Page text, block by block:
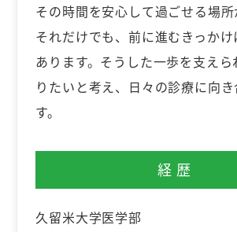
その時間を安心して過ごせる場所
それだけでも、前に進むきっか
あります。そうした一歩を支えら
りたいと考え、日々の診療に向
す。
経歴
久留米大学医学部